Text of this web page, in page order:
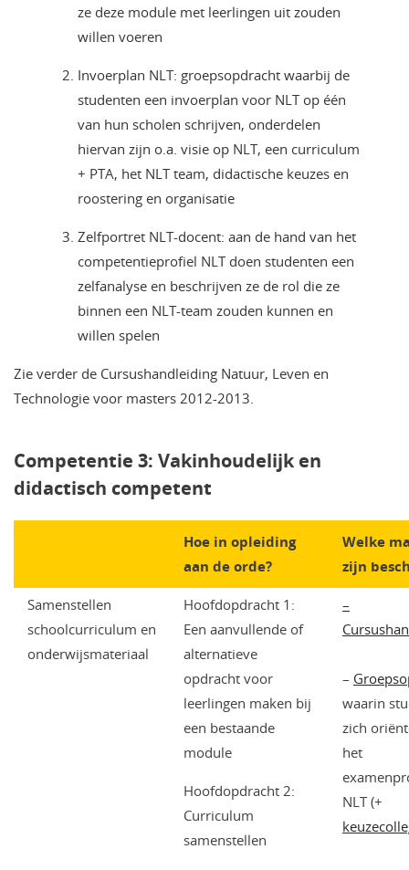
ze deze module met leerlingen uit zouden
willen voeren
Invoerplan NLT: groepsopdracht waarbij de
studenten een invoerplan voor NLT op één
van hun scholen schrijven, onderdelen
hiervan zijn o.a. visie op NLT, een curriculum
+ PTA, het NLT team, didactische keuzes en
roostering en organisatie
Zelfportret NLT-docent: aan de hand van het
competentieprofiel NLT doen studenten een
zelfanalyse en beschrijven ze de rol die ze
binnen een NLT-team zouden kunnen en
willen spelen
Zie verder de Cursushandleiding Natuur, Leven en
Technologie voor masters 2012-2013.
Competentie 3: Vakinhoudelijk en
didactisch competent
Hoe in opleiding
aan de orde?
Welke
zijn
Samenstellen
schoolcurriculum en
onderwijsmateriaal
Hoofdopdracht 1:
Een aanvullende of
alternatieve
opdracht voor
leerlingen maken bij
een bestaande
module
Hoofdopdracht 2:
Curriculum
samenstellen
–
–
waarin
zich
het
NLT (+